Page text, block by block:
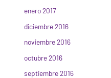
enero 2017
diciembre 2016
noviembre 2016
octubre 2016
septiembre 2016